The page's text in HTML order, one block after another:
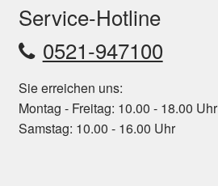
Service-Hotline
0521-947100
Sie erreichen uns:
Montag - Freitag: 10.00 - 18.00 Uhr
Samstag: 10.00 - 16.00 Uhr